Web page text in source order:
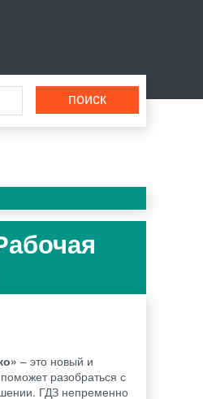
– это новый и
разобраться с
ГДЗ непременно